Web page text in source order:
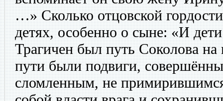
…» Сколько отцовской
детях, особенно о сыне: «И
Трагичен был путь Соколова
пути были подвиги,
сломленным, не